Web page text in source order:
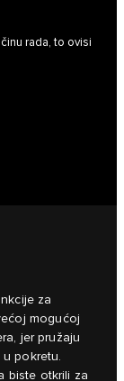
rada, to ovisi
za
mogućoj
jer pružaju
pokretu.
biste otkrili za